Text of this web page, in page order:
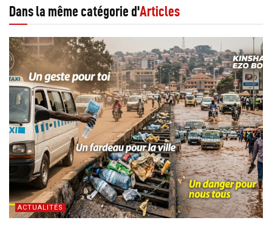
Dans la même catégorie d'Articles
ACTUALITÉS